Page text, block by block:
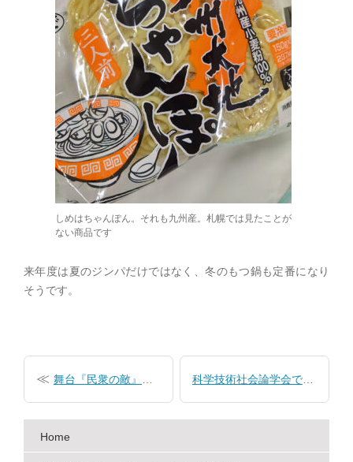
しめはちゃんぽん。それも九州産。札幌では見たことが
ない商品です
来年度は夏のジンパだけではなく、冬のもつ鍋も定番になり
そうです。
稿
ナ
舞台『民衆の敵』を観劇 科学技術社会論学会で発表
Home